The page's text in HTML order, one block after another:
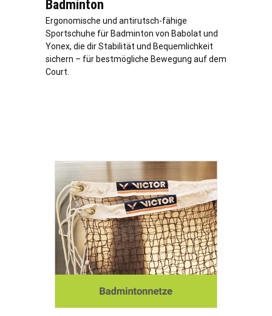
Badminton
Ergonomische und antirutsch-fähige
Sportschuhe für Badminton von Babolat und
Yonex, die dir Stabilität und Bequemlichkeit
sichern – für bestmögliche Bewegung auf dem
Court.